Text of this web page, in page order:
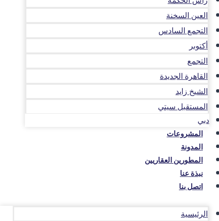
العين السخنة
التجمع السادس
أكتوبر
التجمع
القاهرة الجديدة
الشيخ زايد
المستقبل سيتي
دبي
المشروعات
المدونة
المطورين العقاريين
نبذة عنا
اتصل بنا
الرئيسية